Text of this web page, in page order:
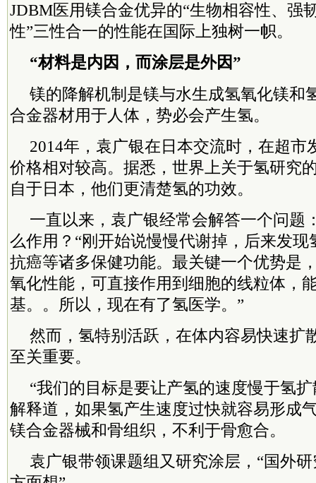
JDBM医用镁合金优异的“生物相容性、强
性”三性合一的性能在国际上独树一帜。
“材料是内因，而涂层是外因”
镁的降解机制是镁与水生成氢氧化镁和
合金器材用于人体，势必会产生氢。
2014年，袁广银在日本交流时，在超市
价格相对较高。据悉，世界上关于氢研究
自于日本，他们更清楚氢的功效。
一直以来，袁广银经常会解答一个问题
么作用？“刚开始说慢慢代谢掉，后来发
抗癌等诸多保健功能。最关键一个优势是
氧化性能，可直接作用到细胞的线粒体，
基。。所以，现在有了氢医学。”
然而，氢特别活跃，在体内容易快速扩
至关重要。
“我们的目标是要让产氢的速度慢于氢
解释道，如果氢产生速度过快就容易形成
镁合金器械和骨组织，不利于骨愈合。
袁广银带领课题组又研究涂层，“国外